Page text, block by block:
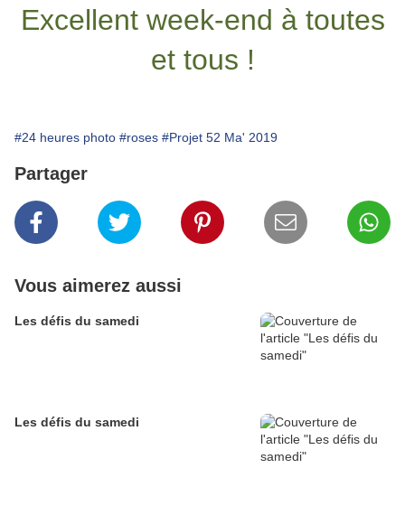
Excellent week-end à toutes
et tous !
#24 heures photo #roses #Projet 52 Ma' 2019
Partager
Vous aimerez aussi
Les défis du samedi
Les défis du samedi